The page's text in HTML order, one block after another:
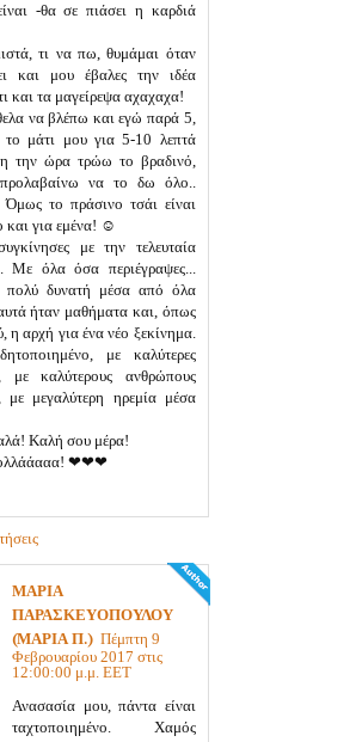
-θα σε πιάσει η καρδιά
τι να πω, θυμάμαι όταν
και μου έβαλες την ιδέα
και τα μαγείρεψα αχαχαχα!
να βλέπω και εγώ παρά 5,
το μάτι μου για 5-10 λεπτά
την ώρα τρώω το βραδινό,
να το δω όλο..
Όμως το πράσινο τσάι είναι
και για εμένα! ☺
με την τελευταία
Με όλα όσα περιέγραψες...
πολύ δυνατή μέσα από όλα
ήταν μαθήματα και, όπως
η αρχή για ένα νέο ξεκίνημα.
με καλύτερες
με καλύτερους ανθρώπους
με μεγαλύτερη ηρεμία μέσα
Καλή σου μέρα!
❤❤❤
ΜΑΡΙΑ
ΠΑΡΑΣΚΕΥΟΠΟΥΛΟΥ
(ΜΑΡΙΑ Π.) Πέμπτη 9
Φεβρουαρίου 2017 στις
12:00:00 μ.μ. EET
Ανασασία μου, πάντα είναι
ταχτοποιημένο. Χαμός